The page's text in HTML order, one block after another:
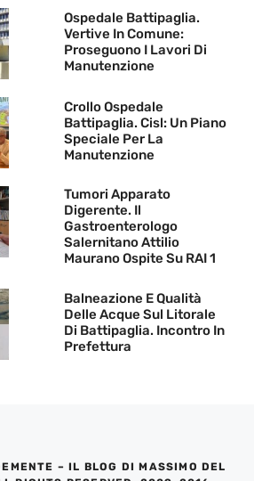
Ospedale Battipaglia.
Vertive In Comune:
Proseguono I Lavori Di
Manutenzione
Crollo Ospedale
Battipaglia. Cisl: Un Piano
Speciale Per La
Manutenzione
Tumori Apparato
Digerente. Il
Gastroenterologo
Salernitano Attilio
Maurano Ospite Su RAI 1
Balneazione E Qualità
Delle Acque Sul Litorale
Di Battipaglia. Incontro In
Prefettura
– IL BLOG DI MASSIMO DEL